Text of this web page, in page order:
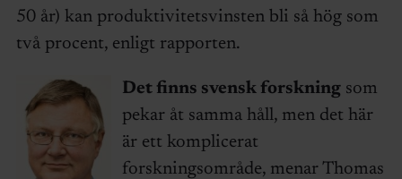
50 år) kan produktivitetsvinsten bli så hög som
två procent, enligt rapporten.
Det finns svensk forskningsom
pekar åt samma håll, men det här
är ett komplicerat
forskningsområde, menar Thomas